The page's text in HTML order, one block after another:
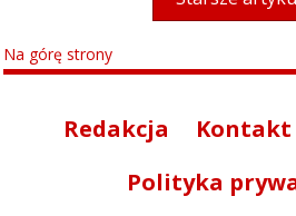
Na górę strony
Redakcja Kontakt
Polityka